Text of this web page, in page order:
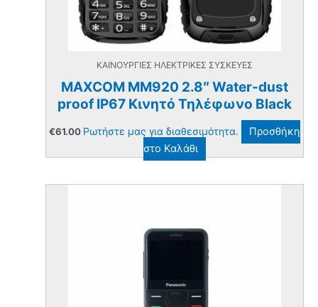
ΚΑΙΝΟΥΡΓΙΕΣ ΗΛΕΚΤΡΙΚΕΣ ΣΥΣΚΕΥΕΣ
MAXCOM MM920 2.8″ Water-dust
proof IP67 Κινητό Τηλέφωνο Black
€61.00 Ρωτήστε μας για διαθεσιμότητα.
Προσθήκη
στο Καλάθι